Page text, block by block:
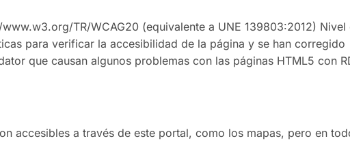
TR/WCAG20 (equivalente a UNE 139803:2012) Nivel
para verificar la accesibilidad de la página y se han corregido
que causan algunos problemas con las páginas HTML5 con
accesibles a través de este portal, como los mapas, pero en